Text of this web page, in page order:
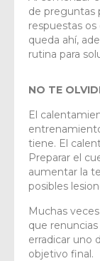
de preguntas
respuestas
queda ahí,
rutina para
NO TE
El
tiene. El
Preparar el
aumentar la
posibles
Muchas
que
erradicar uno
objetivo final.